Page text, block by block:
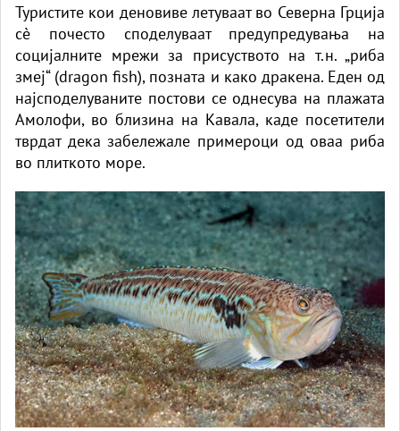
Туристите кои деновиве летуваат во Северна Грција
сè почесто споделуваат предупредувања на
социјалните мрежи за присуството на т.н. „риба
змеј“ (dragon fish), позната и како дракена. Еден од
најсподелуваните постови се однесува на плажата
Амолофи, во близина на Кавала, каде посетители
тврдат дека забележале примероци од оваа риба
во плиткото море.